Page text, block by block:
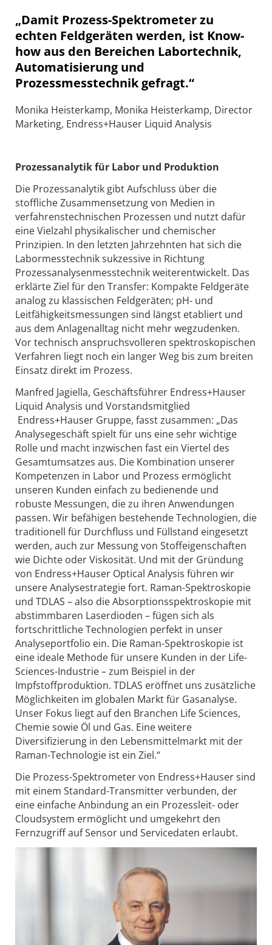
„Damit Prozess-Spektrometer zu
echten Feldgeräten werden, ist Know-
how aus den Bereichen Labortechnik,
Automatisierung und
Prozessmesstechnik gefragt.“
Monika Heisterkamp, Monika Heisterkamp, Director
Marketing, Endress+Hauser Liquid Analysis
Prozessanalytik für Labor und Produktion
Die Prozessanalytik gibt Aufschluss über die
stoffliche Zusammensetzung von Medien in
verfahrenstechnischen Prozessen und nutzt dafür
eine Vielzahl physikalischer und chemischer
Prinzipien. In den letzten Jahrzehnten hat sich die
Labormesstechnik sukzessive in Richtung
Prozessanalysenmesstechnik weiterentwickelt. Das
erklärte Ziel für den Transfer: Kompakte Feldgeräte
analog zu klassischen Feldgeräten; pH- und
Leitfähigkeitsmessungen sind längst etabliert und
aus dem Anlagenalltag nicht mehr wegzudenken.
Vor technisch anspruchsvolleren spektroskopischen
Verfahren liegt noch ein langer Weg bis zum breiten
Einsatz direkt im Prozess.
Manfred Jagiella, Geschäftsführer Endress+Hauser
Liquid Analysis und Vorstandsmitglied
Endress+Hauser Gruppe, fasst zusammen: „Das
Analysegeschäft spielt für uns eine sehr wichtige
Rolle und macht inzwischen fast ein Viertel des
Gesamtumsatzes aus. Die Kombination unserer
Kompetenzen in Labor und Prozess ermöglicht
unseren Kunden einfach zu bedienende und
robuste Messungen, die zu ihren Anwendungen
passen. Wir befähigen bestehende Technologien, die
traditionell für Durchfluss und Füllstand eingesetzt
werden, auch zur Messung von Stoffeigenschaften
wie Dichte oder Viskosität. Und mit der Gründung
von Endress+Hauser Optical Analysis führen wir
unsere Analysestrategie fort. Raman-Spektroskopie
und TDLAS – also die Absorptionsspektroskopie mit
abstimmbaren Laserdioden – fügen sich als
fortschrittliche Technologien perfekt in unser
Analyseportfolio ein. Die Raman-Spektroskopie ist
eine ideale Methode für unsere Kunden in der Life-
Sciences-Industrie – zum Beispiel in der
Impfstoffproduktion. TDLAS eröffnet uns zusätzliche
Möglichkeiten im globalen Markt für Gasanalyse.
Unser Fokus liegt auf den Branchen Life Sciences,
Chemie sowie Öl und Gas. Eine weitere
Diversifizierung in den Lebensmittelmarkt mit der
Raman-Technologie ist ein Ziel.“
Die Prozess-Spektrometer von Endress+Hauser sind
mit einem Standard-Transmitter verbunden, der
eine einfache Anbindung an ein Prozessleit- oder
Cloudsystem ermöglicht und umgekehrt den
Fernzugriff auf Sensor und Servicedaten erlaubt.